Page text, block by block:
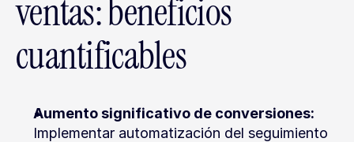
ventas: beneficios
cuantificables
Aumento significativo de conversiones:
Implementar automatización del seguimiento